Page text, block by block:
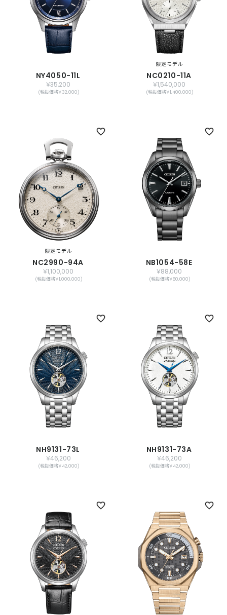
NY4050-11L
￥35,200
(税抜価格￥32,000)
限定モデル
NC0210-11A
￥1,540,000
(税抜価格￥1,400,000)
限定モデル
NC2990-94A
￥1,100,000
(税抜価格￥1,000,000)
NB1054-58E
￥88,000
(税抜価格￥80,000)
NH9131-73L
￥46,200
(税抜価格￥42,000)
NH9131-73A
￥46,200
(税抜価格￥42,000)